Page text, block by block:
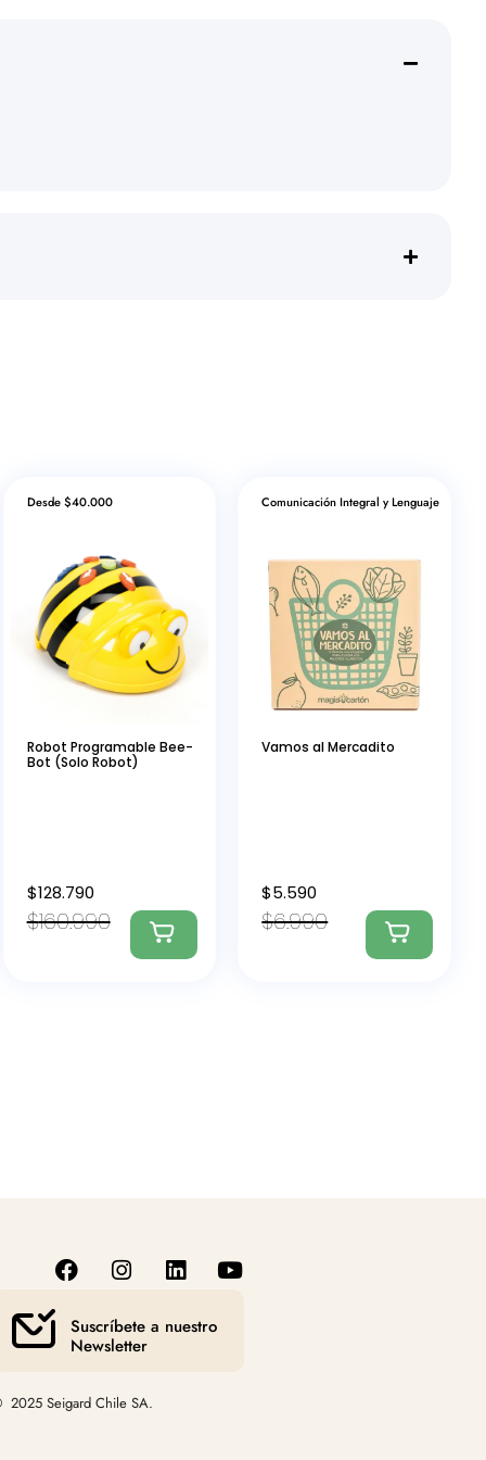
Desde $40.000
Robot Programable Bee-
Bot (Solo Robot)
$160.990
$128.790
Comunicación Integral y Lenguaje
Vamos al Mercadito
$6.990
$5.590
Suscríbete a nuestro
Newsletter
Seigard Chile SA.